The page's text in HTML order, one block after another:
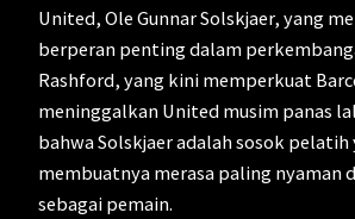
United, Ole Gunnar Solskjaer, yang
berperan penting dalam
Rashford, yang kini memperkuat
meninggalkan United musim panas
bahwa Solskjaer adalah sosok pelatih
membuatnya merasa paling nyaman
sebagai pemain.